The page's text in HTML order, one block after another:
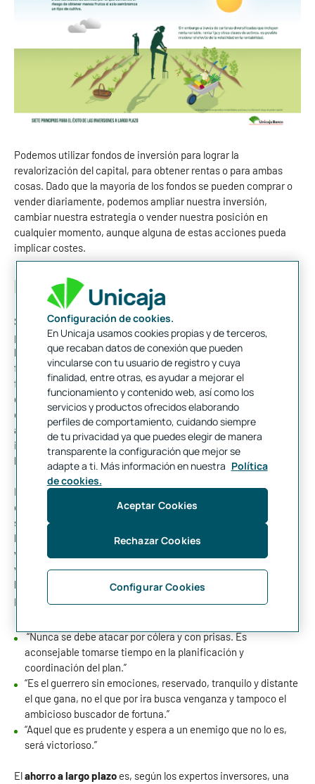
Podemos utilizar fondos de inversión para lograr la
revalorización del capital, para obtener rentas o para ambas
cosas. Dado que la mayoría de los fondos se pueden comprar o
vender diariamente, podemos ampliar nuestra inversión,
cambiar nuestra estrategia o vender nuestra posición en
cualquier momento, aunque alguna de estas acciones pueda
implicar costes.
El arte de la guerra’ y el ahorro a largo plazo
Seguramente hayas oído hablar del militar y filósofo Sun Tzu, un
personaje de gran impacto en la cultura asiática. Aunque los
historiadores todavía cuestionan su autenticidad, la increíble
filosofía que movió su vida ha conseguido traspasar
fronteras. Su obra más importante, ‘El arte de la guerra’, fue
escrita hace más de 2.600 años. Pero sus estrategias militares,
de gran efectividad y sencillez, han sobrevivido hasta la
actualidad como auténticas joyas de conocimiento. La
industria del marketing y los negocios es la que más provecho
ha sacado de los consejos del famoso filósofo.
Este escrito es considerado como el mejor libro de estrategia
de todos los tiempos. Un reconocimiento que le ha permitido
ser aplicable a cualquier ámbito relativo a la productividad. De
hecho, también podemos encontrar en ‘El arte de la guerra’ una
vía de escape para los aspectos más cotidianos de nuestras
vidas. Solo es necesario expandir la mente y saber interpretar
los conceptos expuestos por Sun Tzu que pueden aplicarse
plenamente en la gestión del
“Nunca se debe atacar por cólera y con prisas. Es
aconsejable tomarse tiempo en la planificación y
coordinación del plan.”
“Es el guerrero sin emociones, reservado, tranquilo y distante
el que gana, no el que por ira busca venganza y tampoco el
ambicioso buscador de fortuna.”
“Aquel que es prudente y espera a un enemigo que no lo es,
será victorioso.”
Elahorro a largo plazo es, según los expertos inversores, una
Configuración de cookies.
En Unicaja usamos cookies propias y de terceros,
que recaban datos de conexión que pueden
vincularse con tu usuario de registro y cuya
finalidad, entre otras, es ayudar a mejorar el
funcionamiento y contenido web, así como los
servicios y productos ofrecidos elaborando
perfiles de comportamiento, cuidando siempre
de tu privacidad ya que puedes elegir de manera
transparente la configuración que mejor se
adapte a ti. Más información en nuestra Política
de cookies.
Configurar Cookies
Rechazar Cookies
Aceptar Cookies